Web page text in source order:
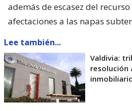
además de escasez del
afectaciones a las napas
Lee también...
Valdivia:
resolución